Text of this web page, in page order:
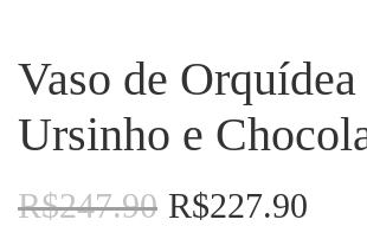
Vaso de
Ursinho e
R$247.90 O
R$227.90